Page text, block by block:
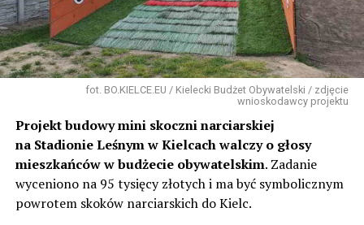
fot. BO.KIELCE.EU / Kielecki Budżet Obywatelski / zdjęcie
wnioskodawcy projektu
Projekt budowy mini skoczni narciarskiej
na Stadionie Leśnym w Kielcach walczy o głosy
mieszkańców w budżecie obywatelskim. Zadanie
wyceniono na 95 tysięcy złotych i ma być symbolicznym
powrotem skoków narciarskich do Kielc.